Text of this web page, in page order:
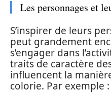
Les personnages et
S’inspirer de leurs
peut grandement
s’engager dans
traits de caractère
influencent la
colorie. Par exemple :